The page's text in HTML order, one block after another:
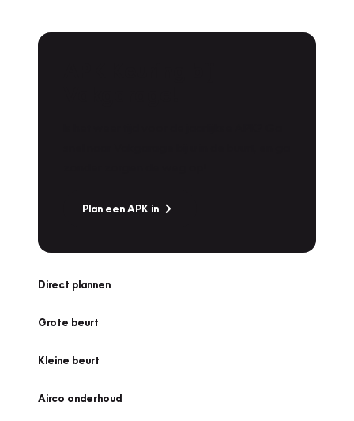
Plan een APK in
Direct plannen
Grote beurt
Kleine beurt
Airco onderhoud